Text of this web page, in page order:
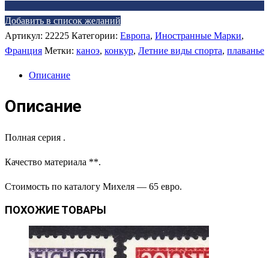
Добавить в список желаний
Артикул: 22225 Категории: Европа, Иностранные Марки,
Франция Метки: каноэ, конкур, Летние виды спорта, плаванье
Описание
Описание
Полная серия .
Качество материала **.
Стоимость по каталогу Михеля — 65 евро.
ПОХОЖИЕ ТОВАРЫ